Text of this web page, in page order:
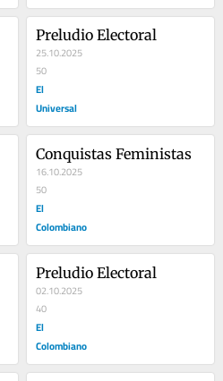
Preludio Electoral
25.10.2025
50
El
Universal
Conquistas Feministas
16.10.2025
50
El
Colombiano
Preludio Electoral
02.10.2025
40
El
Colombiano